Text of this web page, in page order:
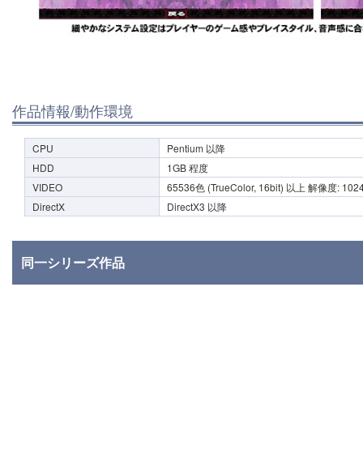
作品情報/動作環境
CPU
Pentium 以降
HDD
1GB 程度
VIDEO
65536色 (TrueColor, 16bit) 以上 解像度:
DirectX
DirectX3 以降
同一シリーズ作品